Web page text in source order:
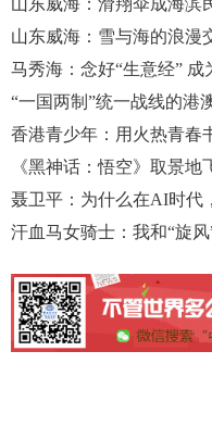
山东威海：雪与海的浪漫
马秀海：念好“生意经” 成
“一国两制”统一战线的港
香港青少年：用火热青春
《黑神话：悟空》取景地
聂卫平：为什么在AI时代
汗血马女骑士：我和“旋